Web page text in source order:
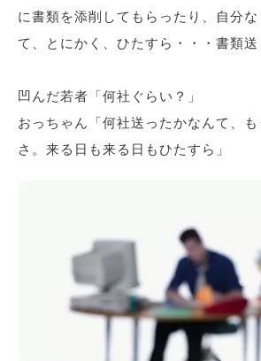
に書類を添削してもらったり、自分
て、とにかく、ひたすら・・・書類送
凹んだ若者「何社ぐらい？」
おっちゃん「何社送ったかなんて、
さ。来る日も来る日もひたすら」